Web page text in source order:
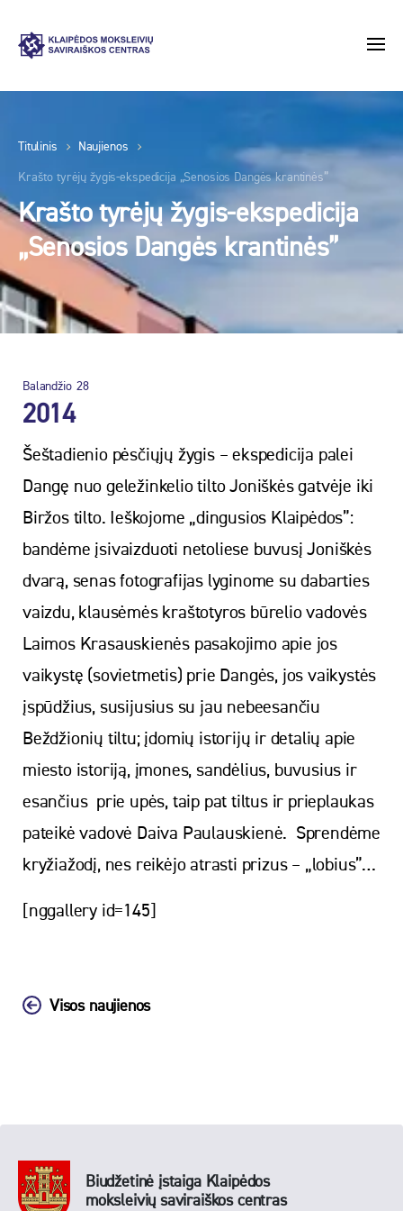
Titulinis Naujienos
Krašto tyrėjų žygis-ekspedicija „Senosios Dangės krantinės”
Krašto tyrėjų žygis-ekspedicija
„Senosios Dangės krantinės”
Balandžio 28
2014
Šeštadienio pėsčiųjų žygis – ekspedicija palei
Dangę nuo geležinkelio tilto Joniškės gatvėje iki
Biržos tilto. Ieškojome „dingusios Klaipėdos”:
bandėme įsivaizduoti netoliese buvusį Joniškės
dvarą, senas fotografijas lyginome su dabarties
vaizdu, klausėmės kraštotyros būrelio vadovės
Laimos Krasauskienės pasakojimo apie jos
vaikystę (sovietmetis) prie Dangės, jos vaikystės
įspūdžius, susijusius su jau nebeesančiu
Beždžionių tiltu; įdomių istorijų ir detalių apie
miesto istoriją, įmones, sandėlius, buvusius ir
esančius prie upės, taip pat tiltus ir prieplaukas
pateikė vadovė Daiva Paulauskienė. Sprendėme
kryžiažodį, nes reikėjo atrasti prizus – „lobius”…
[nggallery id=145]
Visos naujienos
Biudžetinė įstaiga Klaipėdos
moksleivių saviraiškos centras